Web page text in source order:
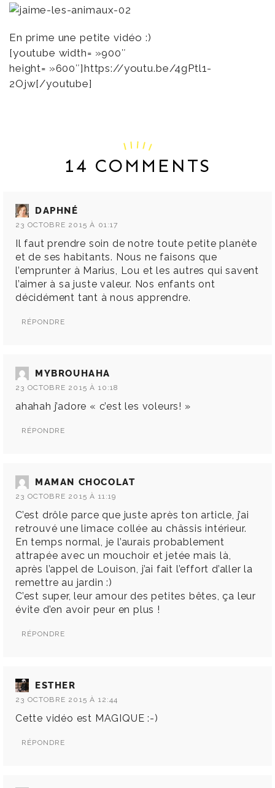
En prime une petite vidéo :)
[youtube width= »900″
height= »600″]https://youtu.be/4gPtl1-
2Ojw[/youtube]
14 COMMENTS
DAPHNÉ
23 OCTOBRE 2015 À 01:17
Il faut prendre soin de notre toute petite planète
et de ses habitants. Nous ne faisons que
l’emprunter à Marius, Lou et les autres qui savent
l’aimer à sa juste valeur. Nos enfants ont
décidément tant à nous apprendre.
RÉPONDRE
MYBROUHAHA
23 OCTOBRE 2015 À 10:18
ahahah j’adore « c’est les voleurs! »
RÉPONDRE
MAMAN CHOCOLAT
23 OCTOBRE 2015 À 11:19
C’est drôle parce que juste après ton article, j’ai
retrouvé une limace collée au châssis intérieur.
En temps normal, je l’aurais probablement
attrapée avec un mouchoir et jetée mais là,
après l’appel de Louison, j’ai fait l’effort d’aller la
remettre au jardin :)
C’est super, leur amour des petites bêtes, ça leur
évite d’en avoir peur en plus !
RÉPONDRE
ESTHER
23 OCTOBRE 2015 À 12:44
Cette vidéo est MAGIQUE :-)
RÉPONDRE